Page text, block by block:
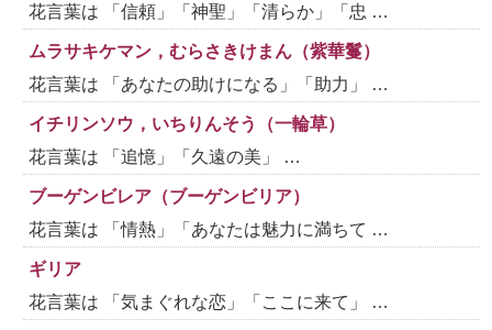
花言葉は 「信頼」「神聖」「清らか」「忠 …
ムラサキケマン，むらさきけまん（紫華鬘）
花言葉は 「あなたの助けになる」「助力」 …
イチリンソウ，いちりんそう（一輪草）
花言葉は 「追憶」「久遠の美」 …
ブーゲンビレア（ブーゲンビリア）
花言葉は 「情熱」「あなたは魅力に満ちて …
ギリア
花言葉は 「気まぐれな恋」「ここに来て」 …